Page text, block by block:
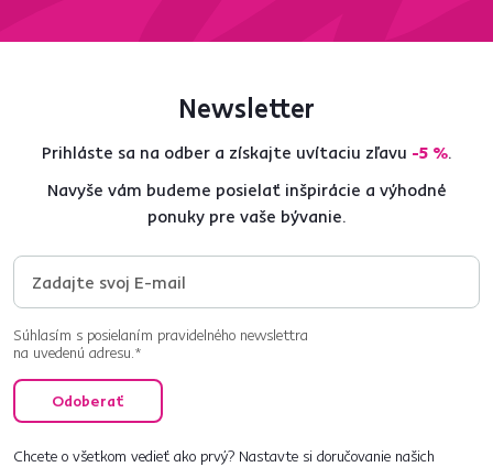
Newsletter
Prihláste sa na odber a získajte uvítaciu zľavu -5 %.
Navyše vám budeme posielať inšpirácie a výhodné
ponuky pre vaše bývanie.
Súhlasím s posielaním pravidelného newslettra
na uvedenú adresu.*
Odoberať
Chcete o všetkom vedieť ako prvý? Nastavte si doručovanie našich